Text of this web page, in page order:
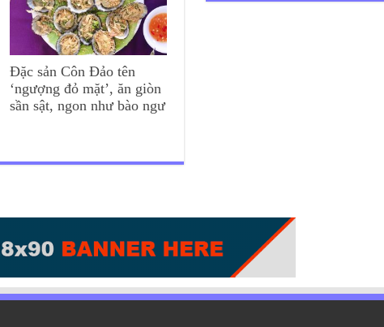
Đặc sản Côn Đảo tên
‘ngượng đỏ mặt’, ăn giòn
sần sật, ngon như bào ngư